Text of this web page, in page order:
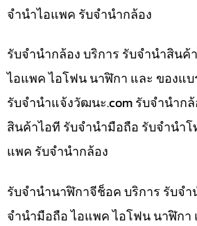
จำนำไอแพค รับจำนำกล้อง
รับจำนำกล้อง บริการ รับจำนำสินค้
ไอแพค ไอโฟน นาฬิกา และ ของแ
รับจํานําแจ้งวัฒนะ.com รับจำนำก
สินค้าไอที รับจำนำมือถือ รับจำนำ
แพค รับจำนำกล้อง
รับจำนำนาฬิกาจีช็อค บริการ รับจ
จำนำมือถือ ไอแพค ไอโฟน นาฬิกา